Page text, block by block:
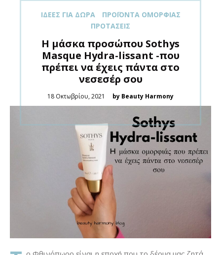
ΙΔΈΕΣ ΓΙΑ ΔΏΡΑ
ΠΡΟΪΌΝΤΑ ΟΜΟΡΦΙΆΣ
ΠΡΟΤΆΣΕΙΣ
Η μάσκα προσώπου Sothys
Masque Hydra-lissant -που
πρέπει να έχεις πάντα στο
νεσεσέρ σου
Posted
18 Οκτωβρίου, 2021 by Beauty Harmony